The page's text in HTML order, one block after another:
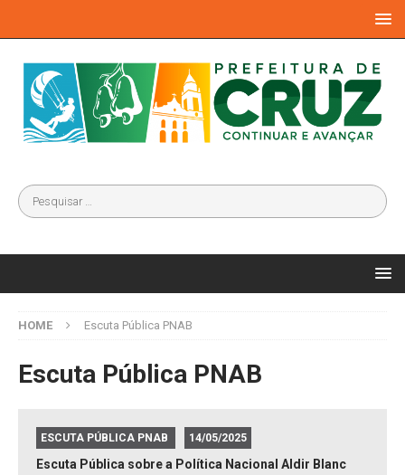
HOME Escuta Pública PNAB
Escuta Pública PNAB
ESCUTA PÚBLICA PNAB 14/05/2025
Escuta Pública sobre a Política Nacional Aldir Blanc